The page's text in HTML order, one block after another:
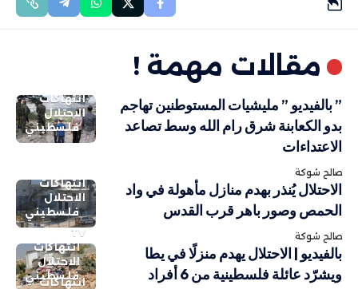
مقالات مهمة !
انتهاكات
الاحتلال
فلسطيني
” بالفيديو ” مليشيات المستوطنين تهاجم
بدو الكعابنة شرق رام الله وسط تصاعد
الاعتداءات
صالح شوكة
انتهاكات
الاحتلال
فلسطيني
الاحتلال يُنذر بهدم منازل مأهولة في واد
الحمص وصور باهر قرب القدس
صالح شوكة
TV
انتهاكات
الاحتلال
فلسطيني
بالفيديو | الاحتلال يهدم منزلًا في يطا
ويشرّد عائلة فلسطينية من 6 أفراد
انتهاكات